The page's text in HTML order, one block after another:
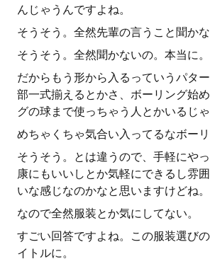
んじゃうんですよね。
そうそう。全然先輩の言うこと聞かな
そうそう。全然聞かないの。本当に。
だからもう形から入るっていうパタ
部一式揃えるとかさ、ボーリング始
グの球まで使っちゃう人とかいるじゃ
めちゃくちゃ気合い入ってるなボーリ
そうそう。とは違うので、手軽にや
康にもいいしとか気軽にできるし雰
いな感じなのかなと思いますけどね。
なので全然服装とか気にしてない。
すごい回答ですよね。この服装選び
イトルに。